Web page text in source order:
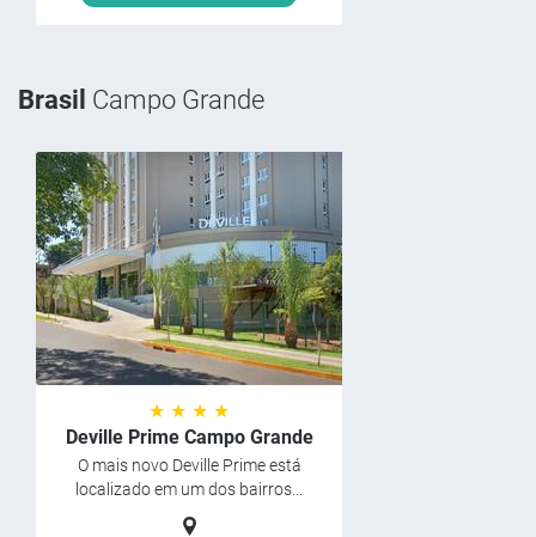
Brasil Campo Grande
★ ★ ★ ★
Deville Prime Campo Grande
O mais novo Deville Prime está
localizado em um dos bairros...